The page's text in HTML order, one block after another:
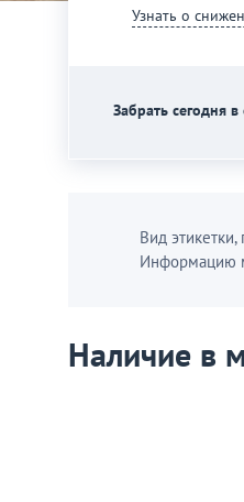
Узнать о
Забрать сегодня
Вид
Информацию
Наличие в